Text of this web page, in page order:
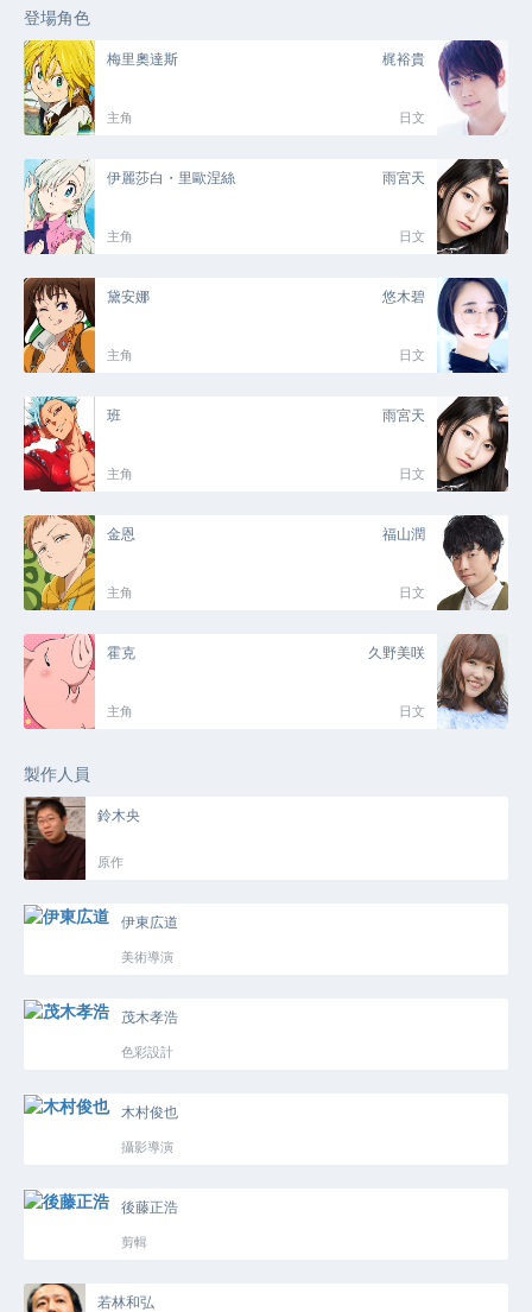
登場角色
梅里奧達斯 梶裕貴
主角 日文
伊麗莎白・里歐涅絲 雨宮天
主角 日文
黛安娜 悠木碧
主角 日文
班 雨宮天
主角 日文
金恩 福山潤
主角 日文
霍克 久野美咲
主角 日文
製作人員
鈴木央
原作
伊東広道
美術導演
茂木孝浩
色彩設計
木村俊也
攝影導演
後藤正浩
剪輯
若林和弘